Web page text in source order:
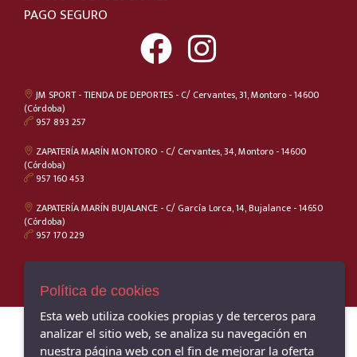
42
43-44
44
44.5
45
45.5
46
M
CONVERSE
GIKO
MUNICH
FLUCHOS
CARMELA
SNIPE
MARTINELLI
XTI
PEPE JEANS
PLAKTON
SKECHERS
PAGO SEGURO
JM SPORT - TIENDA DE DEPORTES - C/ Cervantes, 31, Montoro - 14600
(Córdoba)
957 893 257
ZAPATERÍA MARÍN MONTORO - C/ Cervantes, 34, Montoro - 14600
(Córdoba)
957 160 453
ZAPATERÍA MARÍN BUJALANCE - C/ García Lorca, 14, Bujalance - 14650
(Córdoba)
957 170 229
Política de cookies
Esta web utiliza cookies propias y de terceros para
analizar el sitio web, se analiza su navegación en
nuestra página web con el fin de mejorar la oferta